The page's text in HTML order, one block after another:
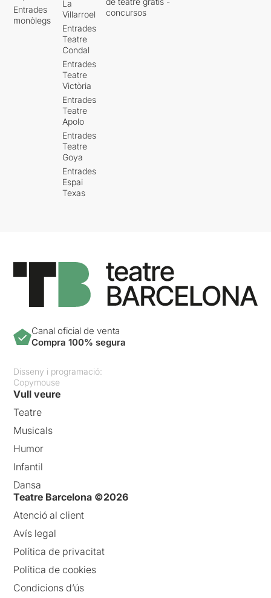
Entrades
monòlegs
La
Villarroel
Entrades
Teatre
Condal
Entrades
Teatre
Victòria
Entrades
Teatre
Apolo
Entrades
Teatre
Goya
Entrades
Espai
Texas
concursos
Canal oficial de venta
Compra 100% segura
Disseny i programació:
Copymouse
Vull veure
Teatre
Musicals
Humor
Infantil
Dansa
Teatre Barcelona ©2026
Atenció al client
Avís legal
Política de privacitat
Política de cookies
Condicions d’ús